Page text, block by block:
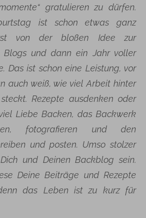
gratulieren zu dürfen.
ist schon etwas ganz
von der bloßen Idee zur
Blogs und dann ein Jahr voller
Das ist schon eine Leistung, vor
auch weiß, wie viel Arbeit hinter
Rezepte ausdenken oder
Liebe Backen, das Backwerk
fotografieren und den
und posten. Umso stolzer
und Deinen Backblog sein.
Deine Beiträge und Rezepte
das Leben ist zu kurz für